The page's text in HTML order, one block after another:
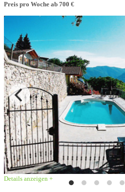
Preis pro Woche ab 700 €
Details anzeigen +